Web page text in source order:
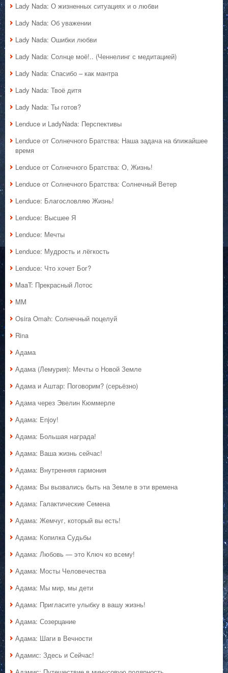
Lady Nada: О жизненных ситуациях и о любви
Lady Nada: Об уважении
Lady Nada: Ошибки любви
Lady Nada: Солнце моё!.. (Ченнелинг с медитацией)
Lady Nada: Спасибо – как мантра
Lady Nada: Твоё дитя
Lady Nada: Ты готов?
Lenduce и LadyNada: Перспективы
Lenduce от Солнечного Братства: Наша задача на ближайшее
время
Lenduce от Солнечного Братства: О, Жизнь!
Lenduce от Солнечного Братства: Солнечный Ветер
Lenduce: Благословляю Жизнь!
Lenduce: Высшее Я
Lenduce: Мечты
Lenduce: Мудрость и лёгкость
Lenduce: Что хочет Бог?
MaaT: Прекрасный Лотос
MM
Osira Omah: Солнечный поцелуй
Rina
Адама
Адама (Лемурия): Мечты о Новой Земле
Адама и Аштар: Поговорим? (серьёзно)
Адама через Эвелин Кюммерле
Адама: Enjoy!
Адама: Большая награда!
Адама: Ваша жизнь сейчас!
Адама: Внутренняя гармония
Адама: Вы вызвались быть на Земле в эти времена
Адама: Галактические Семена
Адама: Жемчуг, который вы есть!
Адама: Копилка Судьбы
Адама: Любовь — это Ключ ко всему!
Адама: Мосты Человечества
Адама: Мы мир, мы дети
Адама: Пригласите улыбку в вашу жизнь!
Адама: Созерцание
Адама: Шаги в Вечности
Адамис: Здесь и Сейчас!